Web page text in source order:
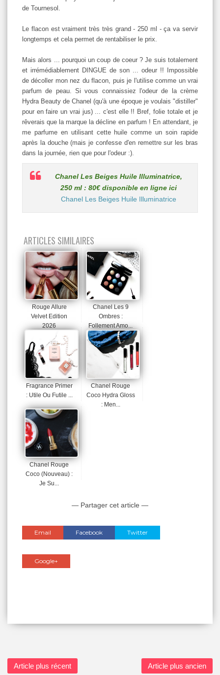
de Tournesol.
Le flacon est vraiment très très grand - 250 ml - ça va servir
longtemps et cela permet de rentabiliser le prix.
Mais alors ... pourquoi un coup de coeur ? Je suis totalement
et irrémédiablement DINGUE de son ... odeur !! Impossible
de décoller mon nez du flacon, puis je l'utilise comme un vrai
parfum de peau. Si vous connaissiez l'odeur de la crème
Hydra Beauty de Chanel (qu'à une époque je voulais "distiller"
pour en faire un vrai jus) ... c'est elle !! Bref, folie totale et je
rêverais que la marque la décline en parfum ! En attendant, je
me parfume en utilisant cette huile comme un soin rapide
après la douche (mais je confesse d'en remettre sur les bras
dans la journée, rien que pour l'odeur :).
Chanel Les Beiges Huile Illuminatrice,
250 ml : 80€ disponible en ligne ici
Chanel Les Beiges Huile Illuminatrice
ARTICLES SIMILAIRES
Rouge Allure
Velvet Edition
2026
Chanel Les 9
Ombres :
Follement Amo...
Fragrance Primer
: Utile Ou Futile ...
Chanel Rouge
Coco Hydra Gloss
: Men...
Chanel Rouge
Coco (nouveau) :
Je Su...
— Partager cet article —
Email Facebook Twitter
Google+
Article plus récent Article plus ancien